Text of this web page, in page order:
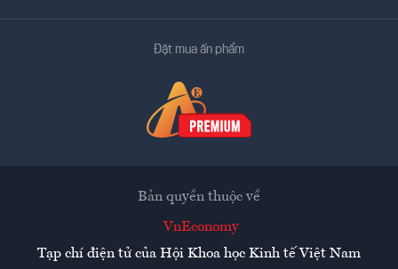
Đặt mua ấn phẩm
Bản quyền thuộc về
VnEconomy
Tạp chí điện tử của Hội Khoa học Kinh tế Việt Nam